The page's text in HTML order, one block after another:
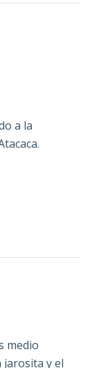
a la
medio
jarosita y el